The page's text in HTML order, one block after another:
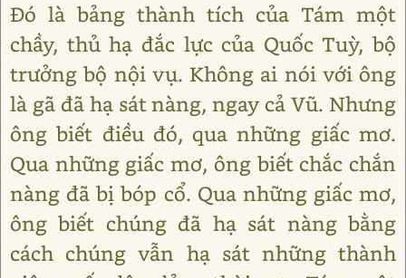
Đó là bảng thành tích của Tám một
chầy, thủ hạ đắc lực của Quốc Tuỳ, bộ
trưởng bộ nội vụ. Không ai nói với ông
là gã đã hạ sát nàng, ngay cả Vũ. Nhưng
ông biết điều đó, qua những giấc mơ.
Qua những giấc mơ, ông biết chắc chắn
nàng đã bị bóp cổ. Qua những giấc mơ,
ông biết chúng đã hạ sát nàng bằng
cách chúng vẫn hạ sát những thành